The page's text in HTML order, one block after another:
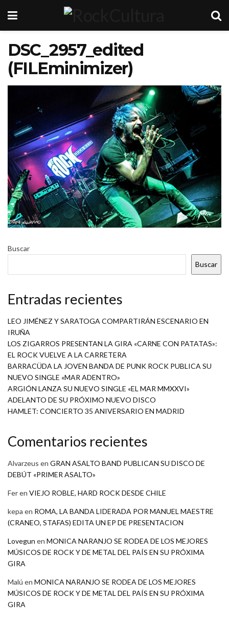
DSC_2957_edited
(FILEminimizer)
Buscar
Buscar
Entradas recientes
LEO JIMÉNEZ Y SARATOGA COMPARTIRÁN ESCENARIO EN
IRUÑA
LOS ZIGARROS PRESENTAN LA GIRA «CARNE CON PATATAS»:
EL ROCK VUELVE A LA CARRETERA
BARRACÜDA LA JOVEN BANDA DE PUNK ROCK PUBLICA SU
NUEVO SINGLE «MAR ADENTRO»
ARGIÓN LANZA SU NUEVO SINGLE «EL MAR MMXXVI»
ADELANTO DE SU PRÓXIMO NUEVO DISCO
HAMLET: CONCIERTO 35 ANIVERSARIO EN MADRID
Comentarios recientes
Alvarzeus en GRAN ASALTO BAND PUBLICAN SU DISCO DE
DEBÚT «PRIMER ASALTO»
Feren VIEJO ROBLE, HARD ROCK DESDE CHILE
kepa en ROMA, LA BANDA LIDERADA POR MANUEL MAESTRE
(CRANEO, STAFAS) EDITA UN EP DE PRESENTACION
Lovegun en MONICA NARANJO SE RODEA DE LOS MEJORES
MÚSICOS DE ROCK Y DE METAL DEL PAÍS EN SU PRÓXIMA
GIRA
Malú en MONICA NARANJO SE RODEA DE LOS MEJORES
MÚSICOS DE ROCK Y DE METAL DEL PAÍS EN SU PRÓXIMA
GIRA